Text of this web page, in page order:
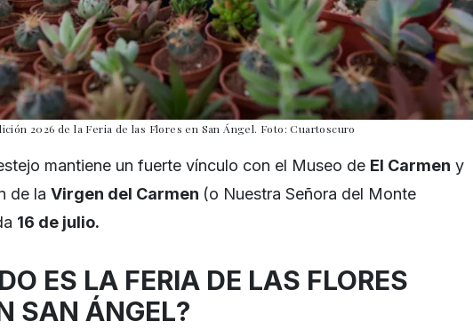
2026 de la Feria de las Flores en San Ángel. Foto: Cuartoscuro
mantiene un fuerte vínculo con el Museo de El Carmen y
de la Virgen del Carmen (o Nuestra Señora del Monte
16 de julio.
ES LA FERIA DE LAS FLORES
SAN ÁNGEL?